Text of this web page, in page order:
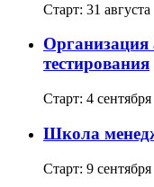
Старт: 31 августа
Организация
тестирования
Старт: 4 сентября
Школа
Старт: 9 сентября